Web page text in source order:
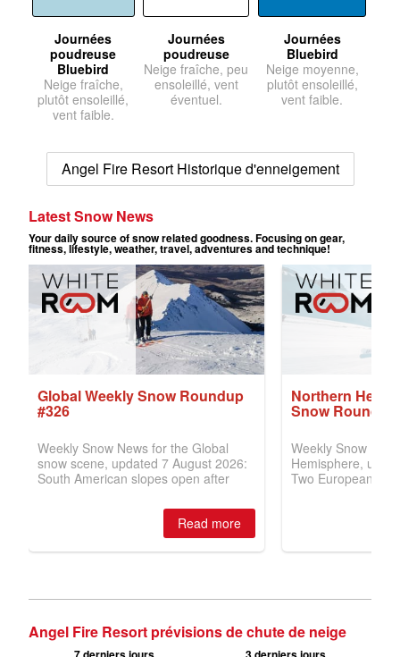
Journées
poudreuse
Bluebird
Neige fraîche,
plutôt ensoleillé,
vent faible.
Journées
poudreuse
Neige fraîche, peu
ensoleillé, vent
éventuel.
Journées
Bluebird
Neige moyenne,
plutôt ensoleillé,
vent faible.
Angel Fire Resort Historique d'enneigement
Angel Fire Resort prévisions de chute de neige